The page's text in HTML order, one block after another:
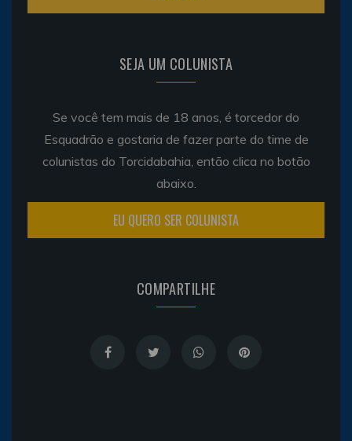
SEJA UM COLUNISTA
Se você tem mais de 18 anos, é torcedor do
Esquadrão e gostaria de fazer parte do time de
colunistas do Torcidabahia, então clica no botão
abaixo.
EU QUERO SER COLUNISTA
COMPARTILHE